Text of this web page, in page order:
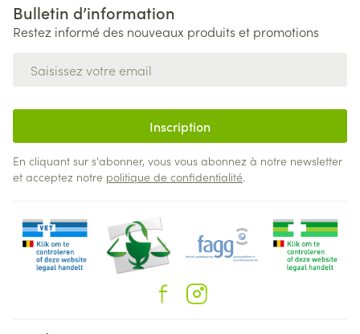
Bulletin d’information
Restez informé des nouveaux produits et promotions
Inscription
En cliquant sur s'abonner, vous vous abonnez à notre newsletter
et acceptez notre politique de confidentialité.